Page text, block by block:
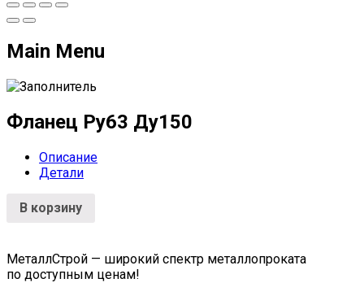
Main Menu
Фланец Ру63 Ду150
Описание
Детали
В корзину
МеталлСтрой — широкий спектр металлопроката
по доступным ценам!